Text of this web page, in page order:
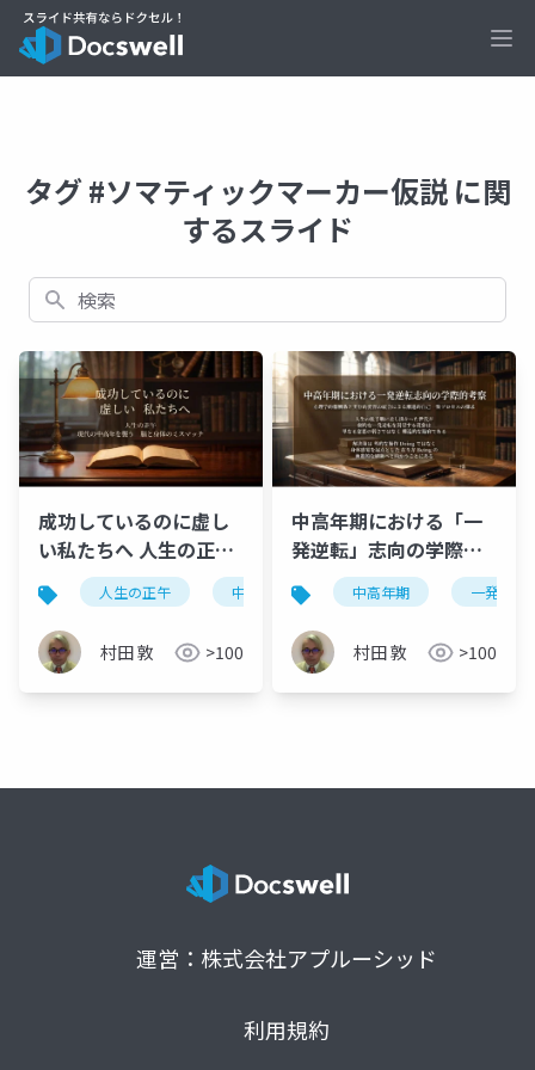
タグ #ソマティックマーカー仮説 に関
するスライド
検索
成功しているのに虚し
い私たちへ 人生の正午
〜現代の中高年を襲う
脳と身体のミスマッ
チ〜
人生の正午 中高年 脳と身体のミスマッチ
村田 敦 >100
中高年期における「一
発逆転」志向の学際的
考察：心理学的報酬系
と実存的変容の統合に
よる漸進的「自己一
致」プロセスの探求
中高年期 一発逆転
村田 敦 >100
運営：株式会社アプルーシッド
利用規約